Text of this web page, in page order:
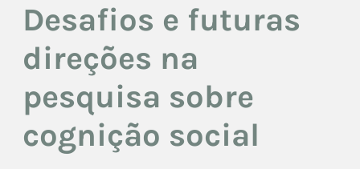
Desafios e futuras
direções na
pesquisa sobre
cognição social